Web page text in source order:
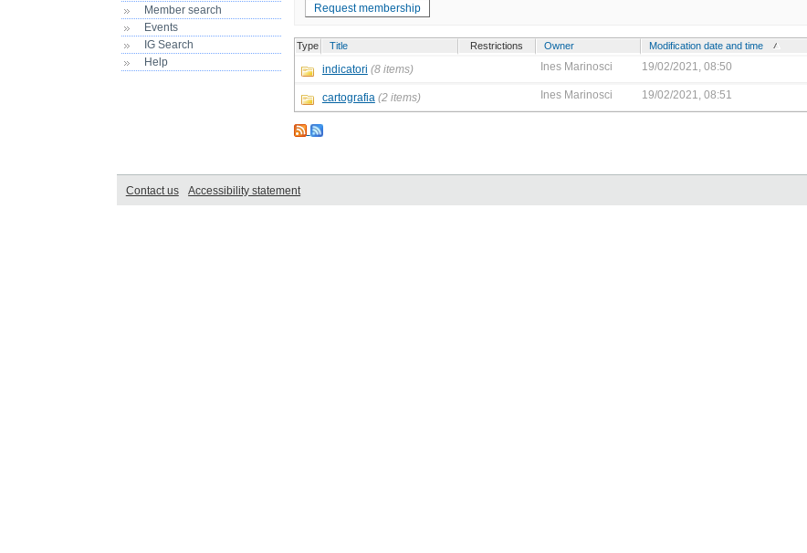
Member search
Events
IG Search
Help
Request membership
Type Title Restrictions Owner Modification date and time
indicatori (8 items) Ines Marinosci 19/02/2021, 08:50
cartografia (2 items) Ines Marinosci 19/02/2021, 08:51
Contact us Accessibility statement